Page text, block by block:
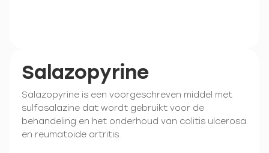
Salazopyrine
Salazopyrine is een voorgeschreven middel met
sulfasalazine dat wordt gebruikt voor de
behandeling en het onderhoud van colitis ulcerosa
en reumatoïde artritis.